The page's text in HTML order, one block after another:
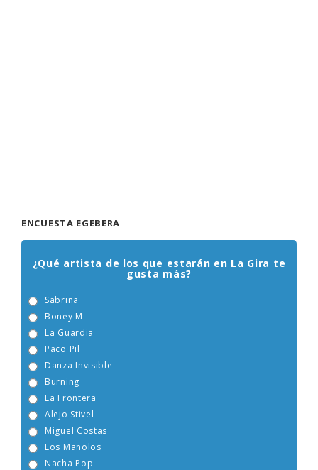
ENCUESTA EGEBERA
¿Qué artista de los que estarán en La Gira te
gusta más?
Sabrina
Boney M
La Guardia
Paco Pil
Danza Invisible
Burning
La Frontera
Alejo Stivel
Miguel Costas
Los Manolos